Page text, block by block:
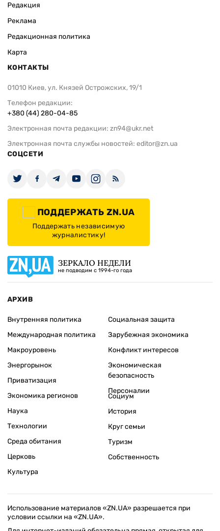
Редакция
Реклама
Редакционная политика
Карта
КОНТАКТЫ
01010 Киев, ул. Князей Острожских, 19/1
Телефон редакции:
+380 (44) 280-04-85
Электронная почта редакции: zn94@ukr.net
Электронная почта службы новостей: editor@zn.ua
СОЦСЕТИ
ПОДДЕРЖАТЬ ZN.UA
Поддержать независимую
журналистику!
ЗЕРКАЛО НЕДЕЛИ
не подводим с 1994-го года
АРХИВ
Внутренняя политика
Международная политика
Макроуровень
Энергорынок
Приватизация
Экономика регионов
Социальная защита
Зарубежная экономика
Конфликт интересов
Экономическая
безопасность
Персоналии
Наука
Технологии
Среда обитания
Церковь
Культура
Социум
История
Круг семьи
Туризм
Собственность
Использование материалов «ZN.UA» разрешается при
условии ссылки на «ZN.UA».